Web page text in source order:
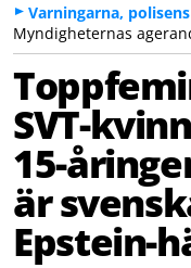
Varningarna,
Myndigheternas
SVT-
15-
är
Epstein-